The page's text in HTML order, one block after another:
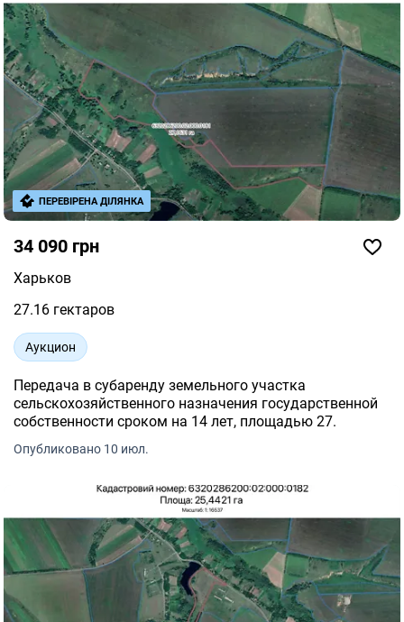
34 090 грн
Харьков
27.16 гектаров
Аукцион
Передача в субаренду земельного участка
сельскохозяйственного назначения государственной
собственности сроком на 14 лет, площадью 27.
Опубликовано 10 июл.
ПЕРЕВІРЕНА ДІЛЯНКА